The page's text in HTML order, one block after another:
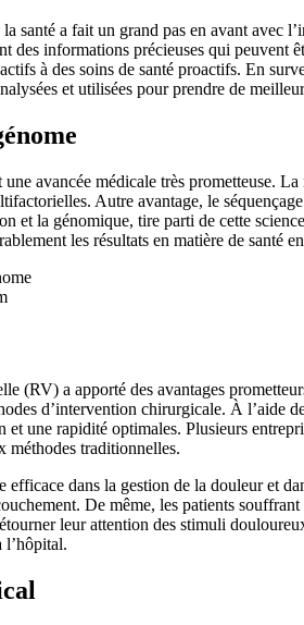
santé a fait un grand pas en avant avec
des informations précieuses qui peuvent
à des soins de santé proactifs. En
et utilisées pour prendre de
une avancée médicale très prometteuse.
Autre avantage, le
et la génomique, tire parti de cette
les résultats en matière de santé
(RV) a apporté des avantages
d’intervention chirurgicale. À l’aide
et une rapidité optimales. Plusieurs
méthodes traditionnelles.
efficace dans la gestion de la douleur et
De même, les patients
leur attention des stimuli
l’hôpital.